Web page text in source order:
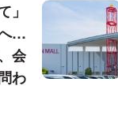
」
…
会
わ